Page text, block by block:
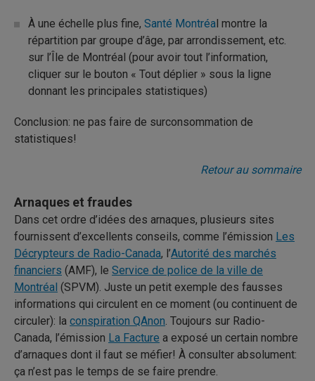
À une échelle plus fine, Santé Montréal montre la
répartition par groupe d’âge, par arrondissement, etc.
sur l’Île de Montréal (pour avoir tout l’information,
cliquer sur le bouton « Tout déplier » sous la ligne
donnant les principales statistiques)
Conclusion: ne pas faire de surconsommation de
statistiques!
Retour au sommaire
Arnaques et fraudes
Dans cet ordre d’idées des arnaques, plusieurs sites
fournissent d’excellents conseils, comme l’émission Les
Décrypteurs de Radio-Canada, l’Autorité des marchés
financiers (AMF), le Service de police de la ville de
Montréal (SPVM). Juste un petit exemple des fausses
informations qui circulent en ce moment (ou continuent de
circuler): la conspiration QAnon. Toujours sur Radio-
Canada, l’émission La Facture a exposé un certain nombre
d’arnaques dont il faut se méfier! À consulter absolument:
ça n’est pas le temps de se faire prendre.